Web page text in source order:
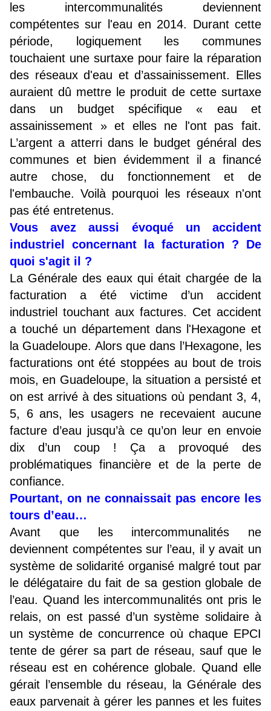
les intercommunalités deviennent
compétentes sur l'eau en 2014. Durant cette
période, logiquement les communes
touchaient une surtaxe pour faire la réparation
des réseaux d'eau et d’assainissement. Elles
auraient dû mettre le produit de cette surtaxe
dans un budget spécifique « eau et
assainissement » et elles ne l'ont pas fait.
L’argent a atterri dans le budget général des
communes et bien évidemment il a financé
autre chose, du fonctionnement et de
l'embauche. Voilà pourquoi les réseaux n'ont
pas été entretenus.
Vous avez aussi évoqué un accident
industriel concernant la facturation ? De
quoi s'agit il ?
La Générale des eaux qui était chargée de la
facturation a été victime d’un accident
industriel touchant aux factures. Cet accident
a touché un département dans l'Hexagone et
la Guadeloupe. Alors que dans l’Hexagone, les
facturations ont été stoppées au bout de trois
mois, en Guadeloupe, la situation a persisté et
on est arrivé à des situations où pendant 3, 4,
5, 6 ans, les usagers ne recevaient aucune
facture d’eau jusqu’à ce qu’on leur en envoie
dix d’un coup ! Ça a provoqué des
problématiques financière et de la perte de
confiance.
Pourtant, on ne connaissait pas encore les
tours d’eau…
Avant que les intercommunalités ne
deviennent compétentes sur l’eau, il y avait un
système de solidarité organisé malgré tout par
le délégataire du fait de sa gestion globale de
l’eau. Quand les intercommunalités ont pris le
relais, on est passé d’un système solidaire à
un système de concurrence où chaque EPCI
tente de gérer sa part de réseau, sauf que le
réseau est en cohérence globale. Quand elle
gérait l’ensemble du réseau, la Générale des
eaux parvenait à gérer les pannes et les fuites